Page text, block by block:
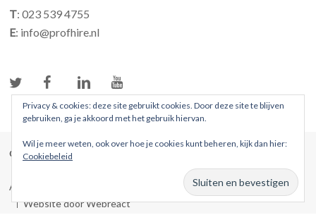
T: 023 539 4755
E: info@profhire.nl
© 2026 ProFhire. Alle rechten voorbehouden
Algemene voorwaarden
Privacybeleid
Website door Webreact
Privacy & cookies: deze site gebruikt cookies. Door deze site te blijven
gebruiken, ga je akkoord met het gebruik hiervan.
Wil je meer weten, ook over hoe je cookies kunt beheren, kijk dan hier:
Cookiebeleid